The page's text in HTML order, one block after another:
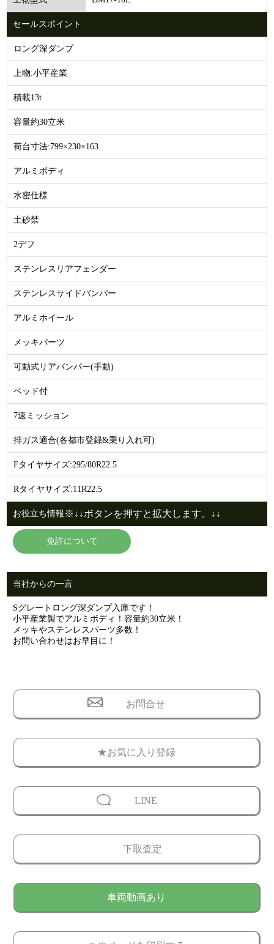
セールスポイント
ロング深ダンプ
上物:小平産業
積載13t
容量約30立米
荷台寸法:799×230×163
アルミボディ
水密仕様
土砂禁
2デフ
ステンレスリアフェンダー
ステンレスサイドバンパー
アルミホイール
メッキパーツ
可動式リアバンパー(手動)
ベッド付
7速ミッション
排ガス適合(各都市登録&乗り入れ可)
Fタイヤサイズ:295/80R22.5
Rタイヤサイズ:11R22.5
お役立ち情報 ※↓↓ボタンを押すと拡大します。↓↓
免許について
当社からの一言
Sグレートロング深ダンプ入庫です！
小平産業製でアルミボディ！容量約30立米！
メッキやステンレスパーツ多数！
お問い合わせはお早目に！
お問合せ
★お気に入り登録
LINE
下取査定
車両動画あり